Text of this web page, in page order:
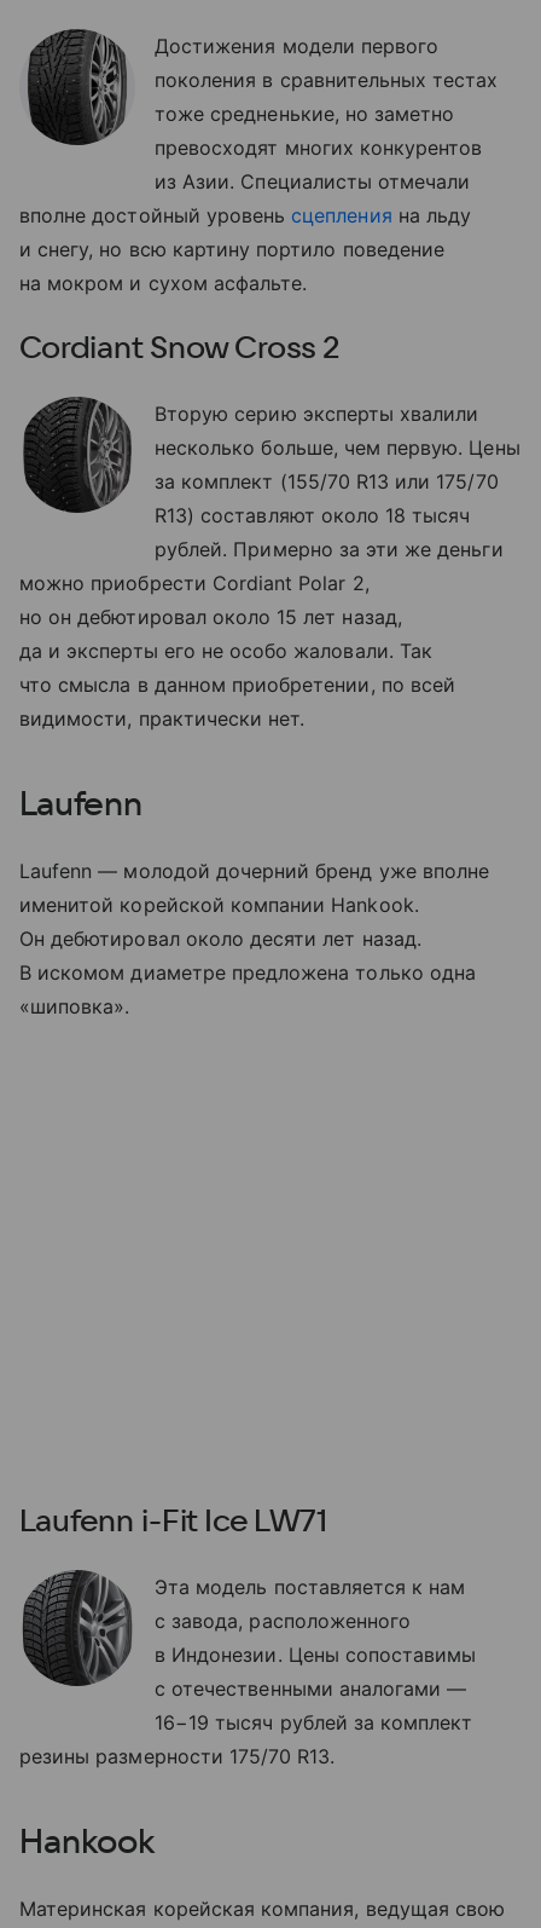
Достижения модели первого
поколения в сравнительных тестах
тоже средненькие, но заметно
превосходят многих конкурентов
из Азии. Специалисты отмечали
вполне достойный уровень сцепления на льду
и снегу, но всю картину портило поведение
на мокром и сухом асфальте.
Cordiant Snow Cross 2
Вторую серию эксперты хвалили
несколько больше, чем первую. Цены
за комплект (155/70 R13 или 175/70
R13) составляют около 18 тысяч
рублей. Примерно за эти же деньги
можно приобрести Cordiant Polar 2,
но он дебютировал около 15 лет назад,
да и эксперты его не особо жаловали. Так
что смысла в данном приобретении, по всей
видимости, практически нет.
Laufenn
Laufenn — молодой дочерний бренд уже вполне
именитой корейской компании Hankook.
Он дебютировал около десяти лет назад.
В искомом диаметре предложена только одна
«шиповка».
Laufenn i-Fit Ice LW71
Эта модель поставляется к нам
с завода, расположенного
в Индонезии. Цены сопоставимы
с отечественными аналогами —
16−19 тысяч рублей за комплект
резины размерности 175/70 R13.
Hankook
Материнская корейская компания, ведущая свою